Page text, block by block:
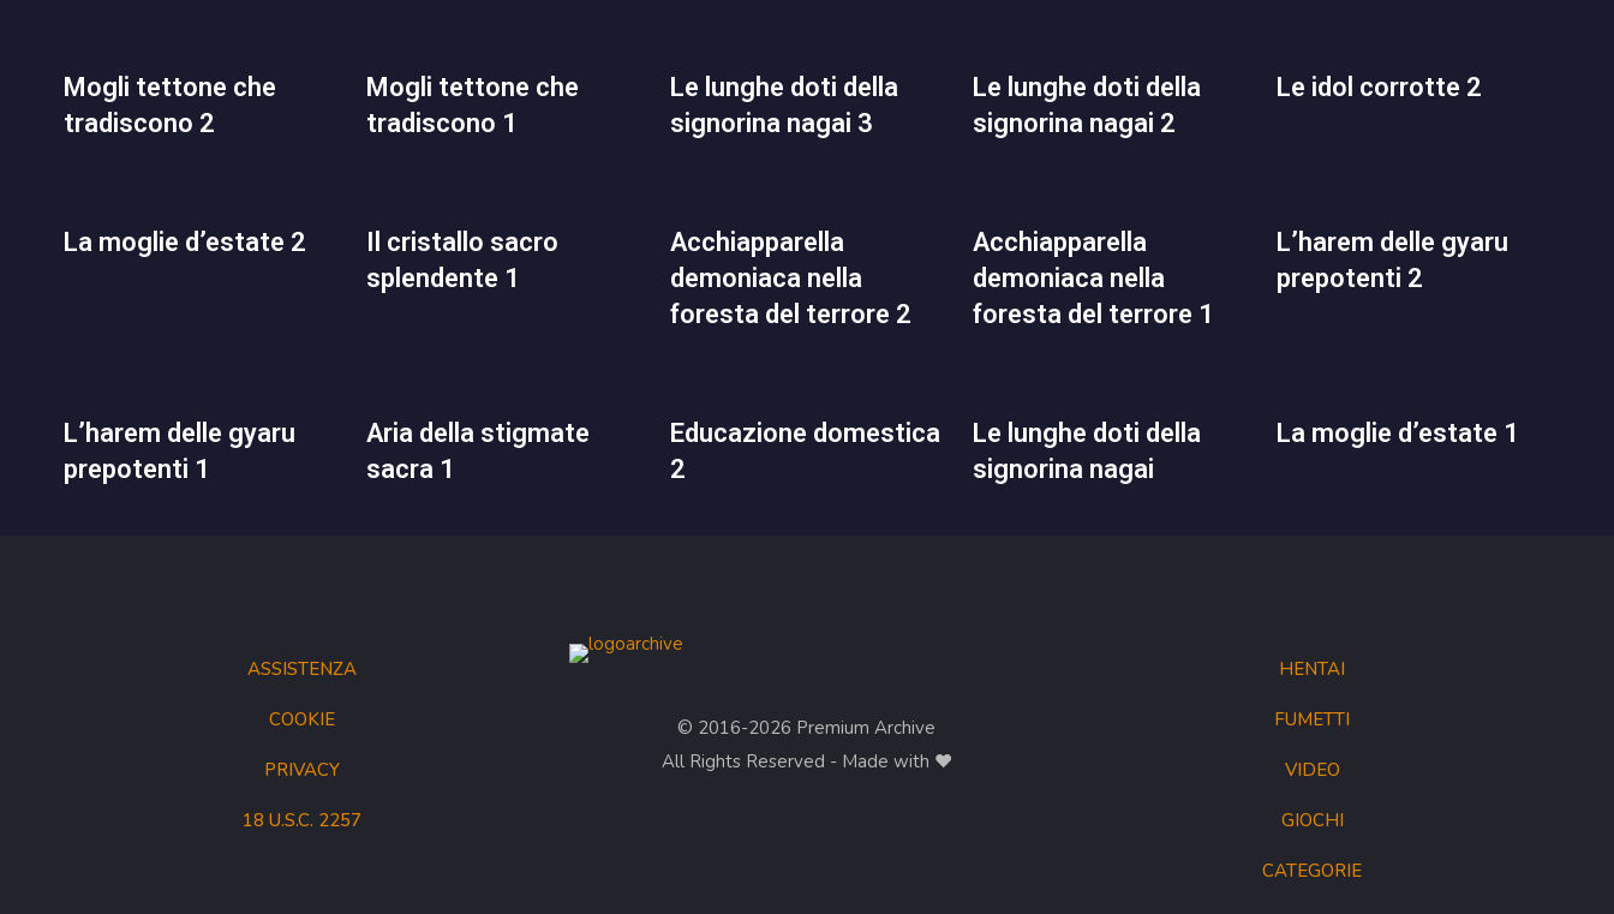
mogli tettone che
tradiscono 2
mogli tettone che
tradiscono 1
le lunghe doti della
signorina nagai 3
le lunghe doti della
signorina nagai 2
le idol corrotte 2
la moglie d’estate 2
il cristallo sacro
splendente 1
acchiapparella
demoniaca nella
foresta del terrore 2
acchiapparella
demoniaca nella
foresta del terrore 1
l’harem delle gyaru
prepotenti 2
l’harem delle gyaru
prepotenti 1
aria della stigmate
sacra 1
educazione domestica
2
le lunghe doti della
signorina nagai
la moglie d’estate 1
ASSISTENZA
COOKIE
PRIVACY
18 U.S.C. 2257
© 2016-2026 Premium Archive
All Rights Reserved - Made with ❤︎
HENTAI
FUMETTI
VIDEO
GIOCHI
CATEGORIE